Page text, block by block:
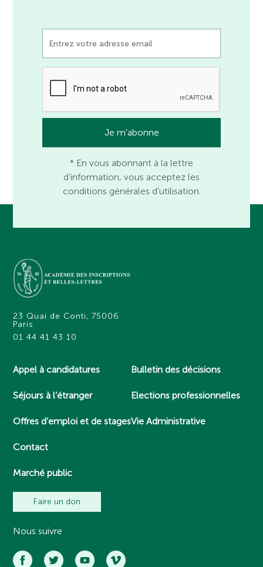
* En vous abonnant à la lettre
d’information, vous acceptez les
conditions générales d’utilisation.
23 Quai de Conti, 75006
Paris
01 44 41 43 10
Appel à candidatures
Séjours à l’étranger
Offres d’emploi et de stages
Contact
Marché public
Bulletin des décisions
Elections professionnelles
Vie Administrative
Faire un don
Nous suivre